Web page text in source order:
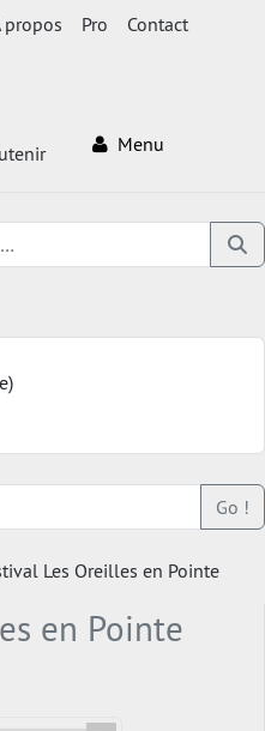
propos Pro Contact
Menu
Go !
Les Oreilles en Pointe
en Pointe